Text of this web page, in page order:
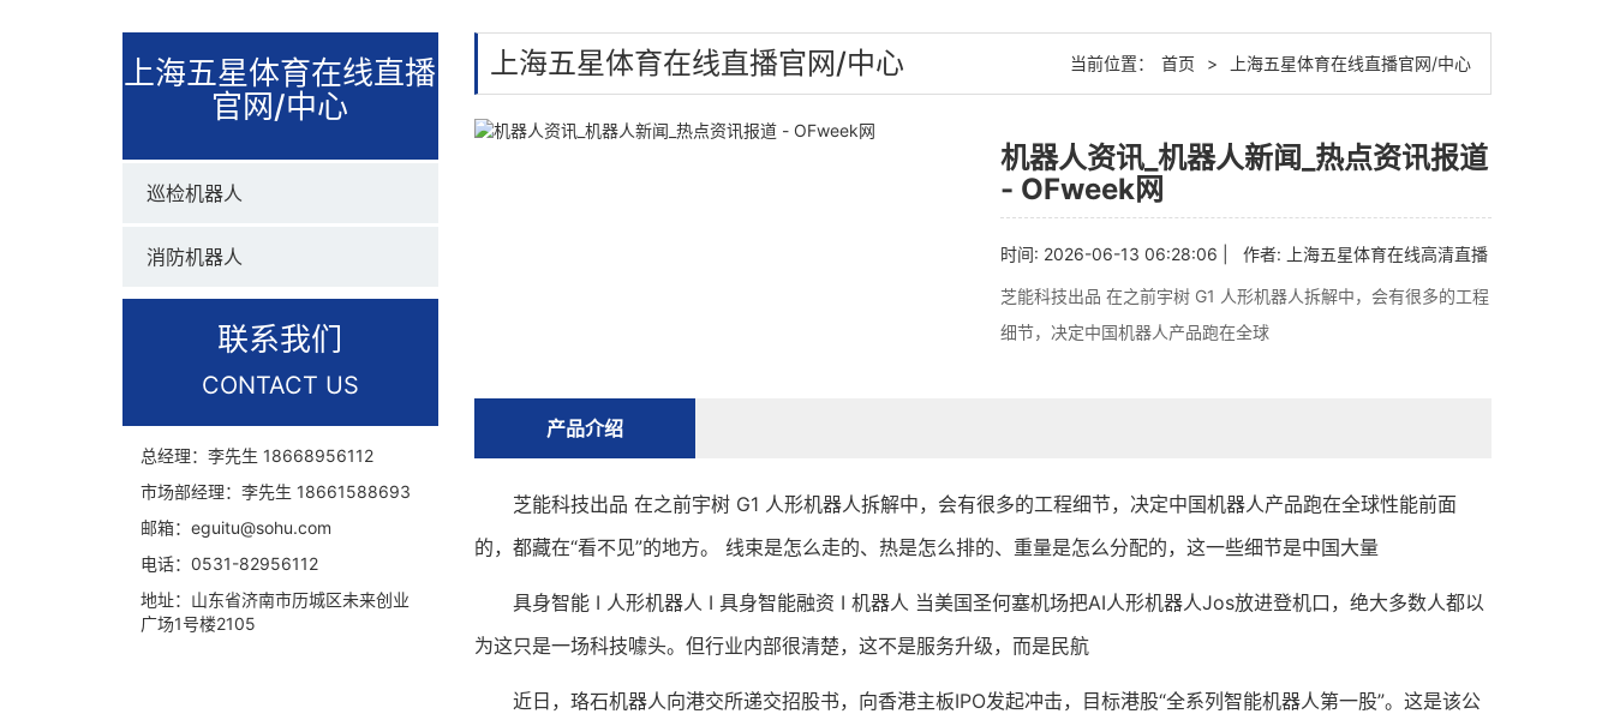
上海五星体育在线直播
官网/中心
巡检机器人
消防机器人
联系我们
CONTACT US
总经理：李先生 18668956112
市场部经理：李先生 18661588693
邮箱： eguitu@sohu.com
电话： 0531-82956112
地址： 山东省济南市历城区未来创业
广场1号楼2105
上海五星体育在线直播官网/中心 当前位置： 首页 > 上海五星体育在线直播官网/中心
机器人资讯_机器人新闻_热点资讯报道
- OFweek网
时间: 2026-06-13 06:28:06 | 作者: 上海五星体育在线高清直播
芝能科技出品 在之前宇树 G1 人形机器人拆解中，会有很多的工程
细节，决定中国机器人产品跑在全球
产品介绍
芝能科技出品 在之前宇树 G1 人形机器人拆解中，会有很多的工程细节，决定中国机器人产品跑在全球性能前面
的，都藏在“看不见”的地方。 线束是怎么走的、热是怎么排的、重量是怎么分配的，这一些细节是中国大量
具身智能 I 人形机器人 I 具身智能融资 I 机器人 当美国圣何塞机场把AI人形机器人Jos放进登机口，绝大多数人都以
为这只是一场科技噱头。但行业内部很清楚，这不是服务升级，而是民航
近日，珞石机器人向港交所递交招股书，向香港主板IPO发起冲击，目标港股“全系列智能机器人第一股”。这是该公